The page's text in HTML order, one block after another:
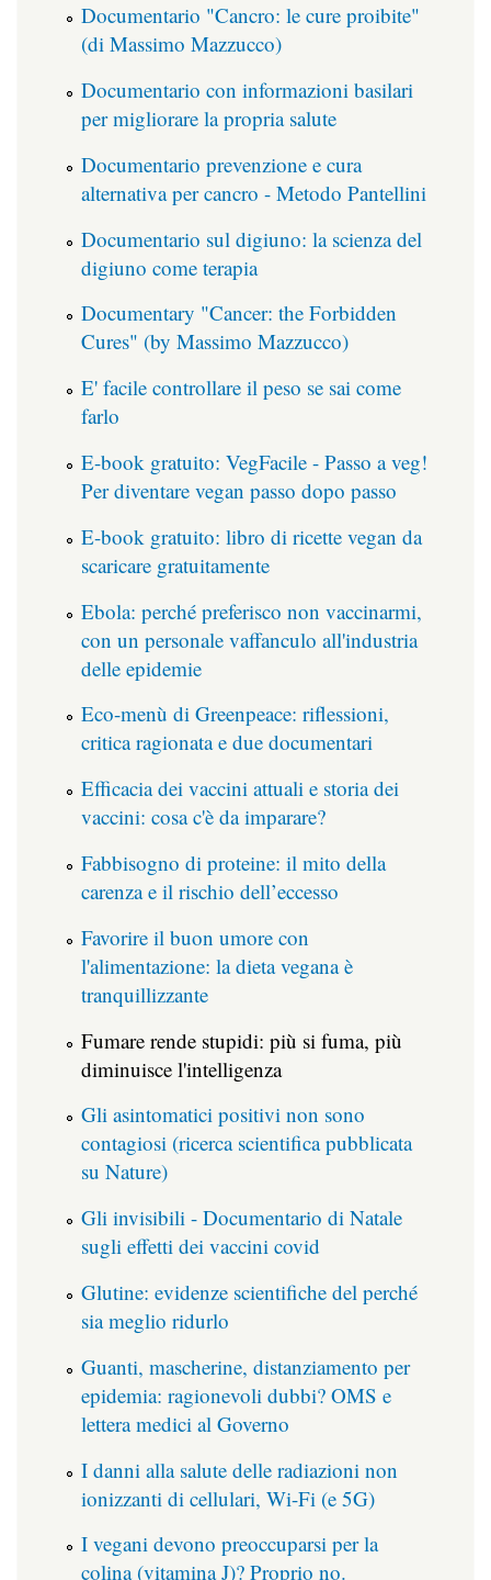
Documentario "Cancro: le cure proibite"
(di Massimo Mazzucco)
Documentario con informazioni basilari
per migliorare la propria salute
Documentario prevenzione e cura
alternativa per cancro - Metodo Pantellini
Documentario sul digiuno: la scienza del
digiuno come terapia
Documentary "Cancer: the Forbidden
Cures" (by Massimo Mazzucco)
E' facile controllare il peso se sai come
farlo
E-book gratuito: VegFacile - Passo a veg!
Per diventare vegan passo dopo passo
E-book gratuito: libro di ricette vegan da
scaricare gratuitamente
Ebola: perché preferisco non vaccinarmi,
con un personale vaffanculo all'industria
delle epidemie
Eco-menù di Greenpeace: riflessioni,
critica ragionata e due documentari
Efficacia dei vaccini attuali e storia dei
vaccini: cosa c'è da imparare?
Fabbisogno di proteine: il mito della
carenza e il rischio dell’eccesso
Favorire il buon umore con
l'alimentazione: la dieta vegana è
tranquillizzante
Fumare rende stupidi: più si fuma, più
diminuisce l'intelligenza
Gli asintomatici positivi non sono
contagiosi (ricerca scientifica pubblicata
su Nature)
Gli invisibili - Documentario di Natale
sugli effetti dei vaccini covid
Glutine: evidenze scientifiche del perché
sia meglio ridurlo
Guanti, mascherine, distanziamento per
epidemia: ragionevoli dubbi? OMS e
lettera medici al Governo
I danni alla salute delle radiazioni non
ionizzanti di cellulari, Wi-Fi (e 5G)
I vegani devono preoccuparsi per la
colina (vitamina J)? Proprio no.